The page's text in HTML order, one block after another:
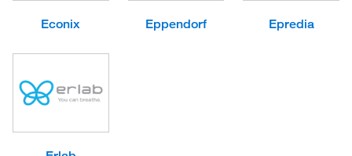
Econix Eppendorf Epredia